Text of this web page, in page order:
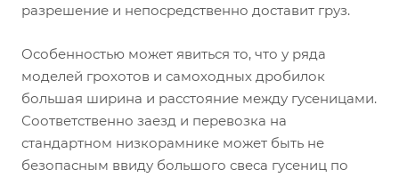
разрешение и непосредственно доставит груз.
Особенностью может явиться то, что у ряда
моделей грохотов и самоходных дробилок
большая ширина и расстояние между гусеницами.
Соответственно заезд и перевозка на
стандартном низкорамнике может быть не
безопасным ввиду большого свеса гусениц по